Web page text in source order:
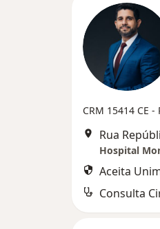
CRM 15414 CE -
Rua
Hospital
Aceita
Consulta